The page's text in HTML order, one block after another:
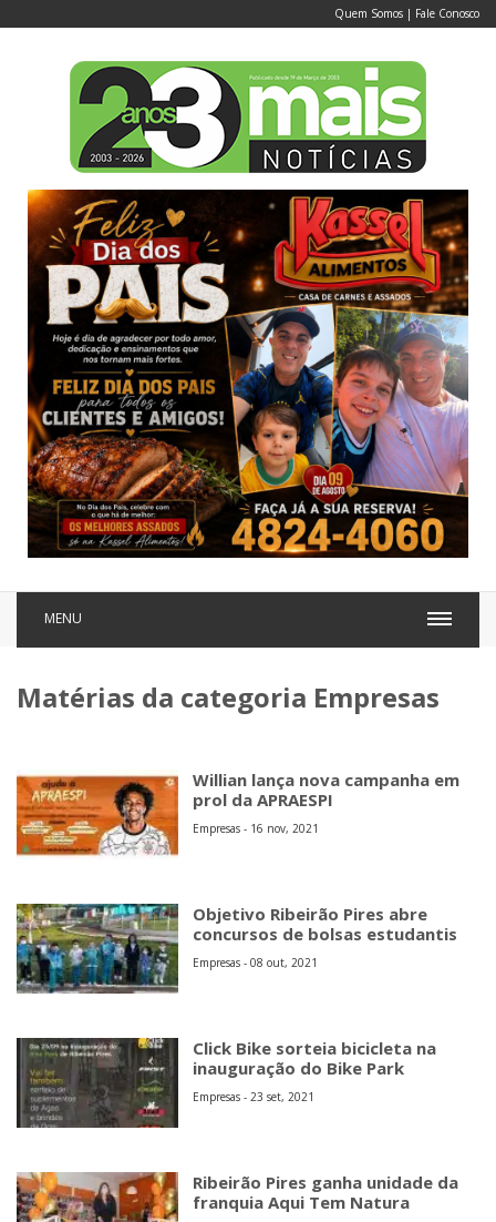
Quem Somos | Fale Conosco
MENU
Matérias da categoria Empresas
Willian lança nova campanha em
prol da APRAESPI
Empresas - 16 nov, 2021
Objetivo Ribeirão Pires abre
concursos de bolsas estudantis
Empresas - 08 out, 2021
Click Bike sorteia bicicleta na
inauguração do Bike Park
Empresas - 23 set, 2021
Ribeirão Pires ganha unidade da
franquia Aqui Tem Natura